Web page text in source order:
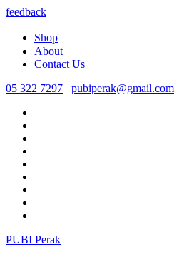
feedback
Shop
About
Contact Us
05 322 7297
pubiperak@gmail.com
PUBI Perak